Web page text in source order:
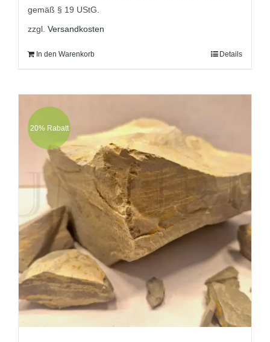
gemäß § 19 UStG.
zzgl. Versandkosten
In den Warenkorb Details
20% Rabatt